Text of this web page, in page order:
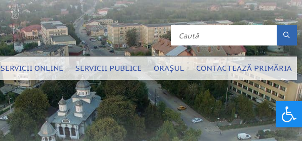
SERVICII ONLINE SERVICII PUBLICE ORAȘUL CONTACTEAZĂ PRIMĂRIA
Deschide bara de unelte